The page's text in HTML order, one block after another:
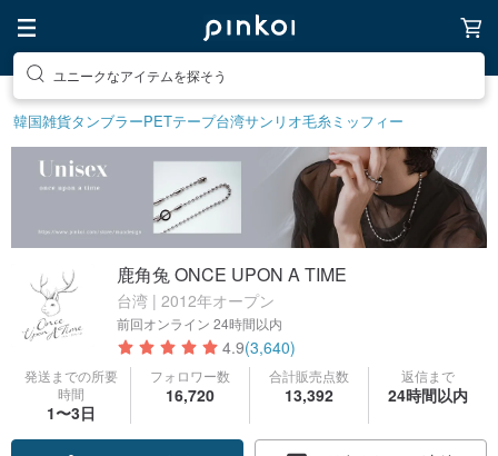
素敵な生活グッズを探そう
韓国雑貨タンブラーPETテープ台湾サンリオ毛糸ミッフィー
鹿角兔 ONCE UPON A TIME
台湾 | 2012年オープン
前回オンライン 24時間以内
4.9(3,640)
発送までの所要
時間
1〜3日
フォロワー数
16,720
合計販売点数
13,392
返信まで
24時間以内